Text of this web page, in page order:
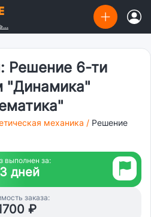
Решение 6-ти
"Динамика"
механика / Решение
выполнен за:
дней
заказа:
₽